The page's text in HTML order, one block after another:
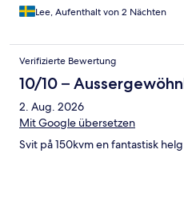
Lee, Aufenthalt von 2 Nächten
Verifizierte Bewertung
10/10 –
2. Aug. 2026
Mit Google übersetzen
Svit på 150kvm en fantastisk